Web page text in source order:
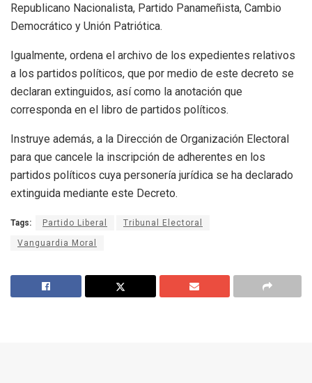
Republicano Nacionalista, Partido Panameñista, Cambio
Democrático y Unión Patriótica.
Igualmente, ordena el archivo de los expedientes relativos
a los partidos políticos, que por medio de este decreto se
declaran extinguidos, así como la anotación que
corresponda en el libro de partidos políticos.
Instruye además, a la Dirección de Organización Electoral
para que cancele la inscripción de adherentes en los
partidos políticos cuya personería jurídica se ha declarado
extinguida mediante este Decreto.
Tags: Partido Liberal Tribunal Electoral
Vanguardia Moral